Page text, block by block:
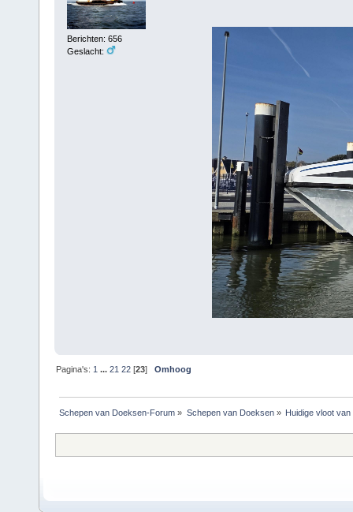
Berichten: 656
Geslacht:
Pagina's: 1 ...21 22 [23]Omhoog
Schepen van Doeksen-Forum » Schepen van Doeksen» Huidige vloot